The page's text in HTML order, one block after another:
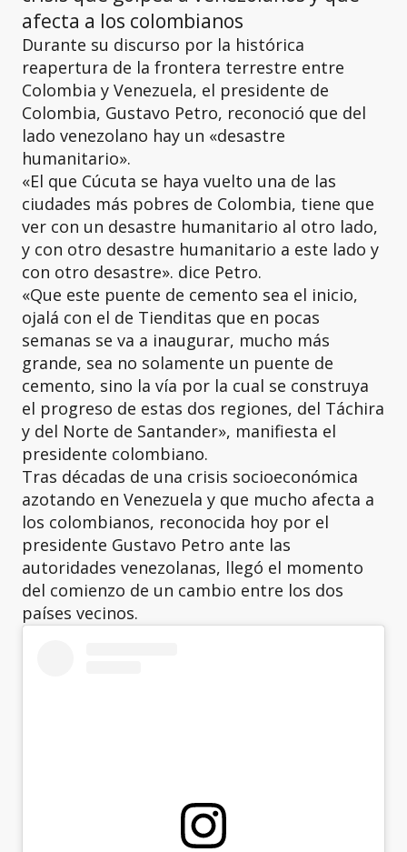
afecta a los colombianos
Durante su discurso por la histórica
reapertura de la frontera terrestre entre
Colombia y Venezuela, el presidente de
Colombia, Gustavo Petro, reconoció que del
lado venezolano hay un «desastre
humanitario».
«El que Cúcuta se haya vuelto una de las
ciudades más pobres de Colombia, tiene que
ver con un desastre humanitario al otro lado,
y con otro desastre humanitario a este lado y
con otro desastre». dice Petro.
«Que este puente de cemento sea el inicio,
ojalá con el de Tienditas que en pocas
semanas se va a inaugurar, mucho más
grande, sea no solamente un puente de
cemento, sino la vía por la cual se construya
el progreso de estas dos regiones, del Táchira
y del Norte de Santander», manifiesta el
presidente colombiano.
Tras décadas de una crisis socioeconómica
azotando en Venezuela y que mucho afecta a
los colombianos, reconocida hoy por el
presidente Gustavo Petro ante las
autoridades venezolanas, llegó el momento
del comienzo de un cambio entre los dos
países vecinos.